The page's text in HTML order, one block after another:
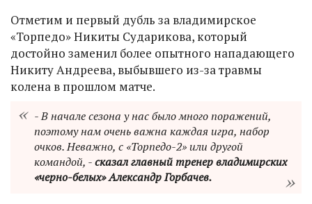
Отметим и первый дубль за владимирское
«Торпедо» Никиты Сударикова, который
достойно заменил более опытного нападающего
Никиту Андреева, выбывшего из-за травмы
колена в прошлом матче.
- В начале сезона у нас было много поражений,
поэтому нам очень важна каждая игра, набор
очков. Неважно, с «Торпедо-2» или другой
командой, -сказал главный тренер владимирских
«черно-белых» Александр Горбачев.